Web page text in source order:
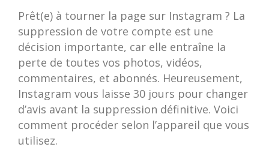
Prêt(e) à tourner la page sur Instagram ? La
suppression de votre compte est une
décision importante, car elle entraîne la
perte de toutes vos photos, vidéos,
commentaires, et abonnés. Heureusement,
Instagram vous laisse 30 jours pour changer
d’avis avant la suppression définitive. Voici
comment procéder selon l’appareil que vous
utilisez.